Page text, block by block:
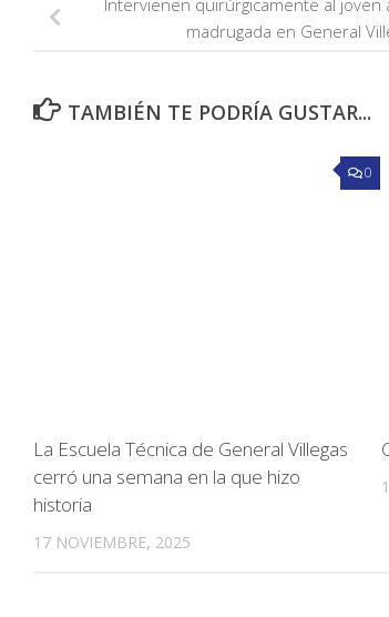
Intervienen quirúrgicamente al joven
madrugada en General
TAMBIÉN TE PODRÍA GUSTAR...
0
La Escuela Técnica de General Villegas
cerró una semana en la que hizo
historia
17 NOVIEMBRE, 2025